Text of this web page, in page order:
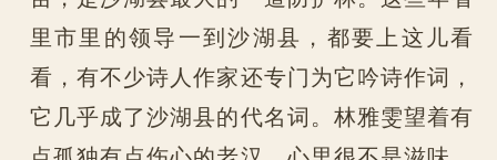
里市里的领导一到沙湖县，都要上这儿看
看，有不少诗人作家还专门为它吟诗作词，
它几乎成了沙湖县的代名词。林雅雯望着有